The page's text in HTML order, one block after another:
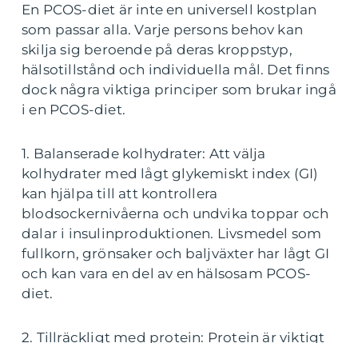
En PCOS-diet är inte en universell kostplan
som passar alla. Varje persons behov kan
skilja sig beroende på deras kroppstyp,
hälsotillstånd och individuella mål. Det finns
dock några viktiga principer som brukar ingå
i en PCOS-diet.
1. Balanserade kolhydrater: Att välja
kolhydrater med lågt glykemiskt index (GI)
kan hjälpa till att kontrollera
blodsockernivåerna och undvika toppar och
dalar i insulinproduktionen. Livsmedel som
fullkorn, grönsaker och baljväxter har lågt GI
och kan vara en del av en hälsosam PCOS-
diet.
2. Tillräckligt med protein: Protein är viktigt